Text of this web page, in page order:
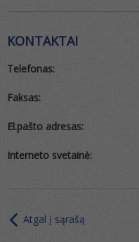
KONTAKTAI
Telefonas:
Faksas:
El.pašto adresas:
Interneto svetainė:
Atgal į sąrašą